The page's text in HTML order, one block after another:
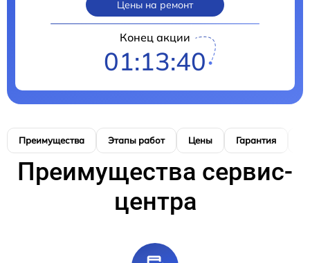
Цены на ремонт
Конец акции
01:13:39
Преимущества Этапы работ Цены Гарантия
Преимущества сервис-
центра